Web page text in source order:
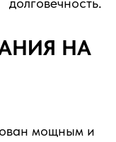
НА
мощным и